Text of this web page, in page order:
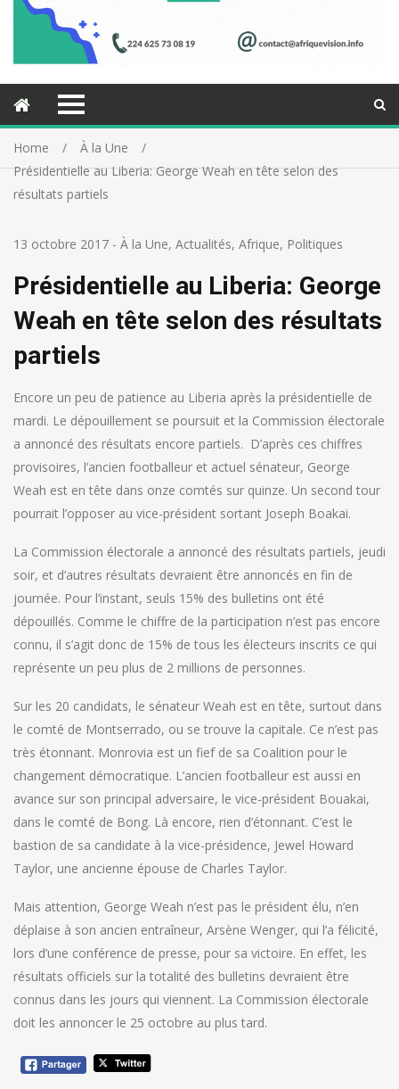
Home
À la Une
Présidentielle au Liberia: George Weah en tête selon des
résultats partiels
13 octobre 2017 - À la Une, Actualités, Afrique, Politiques
Présidentielle au Liberia: George
Weah en tête selon des résultats
partiels
Encore un peu de patience au Liberia après la présidentielle de
mardi. Le dépouillement se poursuit et la Commission électorale
a annoncé des résultats encore partiels. D’après ces chiffres
provisoires, l’ancien footballeur et actuel sénateur, George
Weah est en tête dans onze comtés sur quinze. Un second tour
pourrait l’opposer au vice-président sortant Joseph Boakai.
La Commission électorale a annoncé des résultats partiels, jeudi
soir, et d’autres résultats devraient être annoncés en fin de
journée. Pour l’instant, seuls 15% des bulletins ont été
dépouillés. Comme le chiffre de la participation n’est pas encore
connu, il s’agit donc de 15% de tous les électeurs inscrits ce qui
représente un peu plus de 2 millions de personnes.
Sur les 20 candidats, le sénateur Weah est en tête, surtout dans
le comté de Montserrado, ou se trouve la capitale. Ce n’est pas
très étonnant. Monrovia est un fief de sa Coalition pour le
changement démocratique. L’ancien footballeur est aussi en
avance sur son principal adversaire, le vice-président Bouakai,
dans le comté de Bong. Là encore, rien d’étonnant. C’est le
bastion de sa candidate à la vice-présidence, Jewel Howard
Taylor, une ancienne épouse de Charles Taylor.
Mais attention, George Weah n’est pas le président élu, n’en
déplaise à son ancien entraîneur, Arsène Wenger, qui l’a félicité,
lors d’une conférence de presse, pour sa victoire. En effet, les
résultats officiels sur la totalité des bulletins devraient être
connus dans les jours qui viennent. La Commission électorale
doit les annoncer le 25 octobre au plus tard.